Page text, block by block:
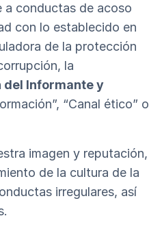
conductas de acoso
con lo establecido en
de la protección
la
del Informante y
“Canal ético” o
imagen y reputación,
de la cultura de la
irregulares, así